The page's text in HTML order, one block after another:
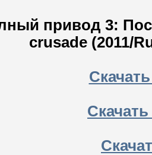
привод 3:
crusade (2011/